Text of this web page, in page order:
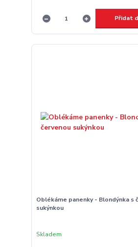
Přidat
Oblékáme panenky - Blondýnka s
sukýnkou
Skladem